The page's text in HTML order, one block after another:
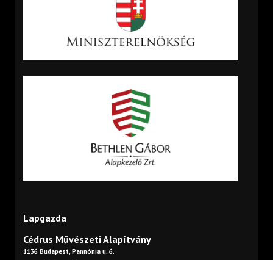
Lapgazda
Cédrus Művészeti Alapítvány
1136 Budapest, Pannónia u. 6.